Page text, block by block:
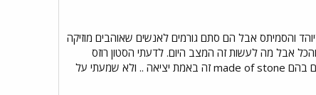
והסמיתס אבל הם סתם גורמים לאנשים שאוהבים מוזיקה
אבל מה לעשות זה המצב היום. לדעתי הסטון רוזס
הראשון הוא אלבום מעולה שיש בו כמה שירים שטובי הלהקות של שנות ה 60 היו מתגאים בהם made of stone זה באמת יציאה .. ולא שמעתי על